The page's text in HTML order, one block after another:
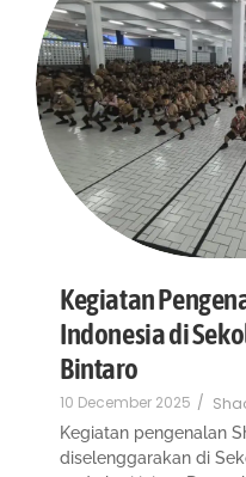
Kegiatan
Indonesia di
Bintaro
10 December 2025 /
Kegiatan pengenalan
diselenggarakan di